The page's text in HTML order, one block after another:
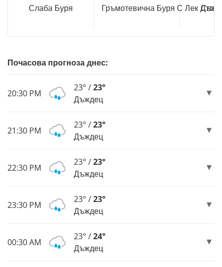
Слаба Буря Гръмотевична Буря С Лек Дъжд
Почасова прогноза днес:
20:30 PM
23° /23°
Дъждец
21:30 PM
23° /23°
Дъждец
22:30 PM
23° /23°
Дъждец
23:30 PM
23° /23°
Дъждец
00:30 AM
23° /24°
Дъждец